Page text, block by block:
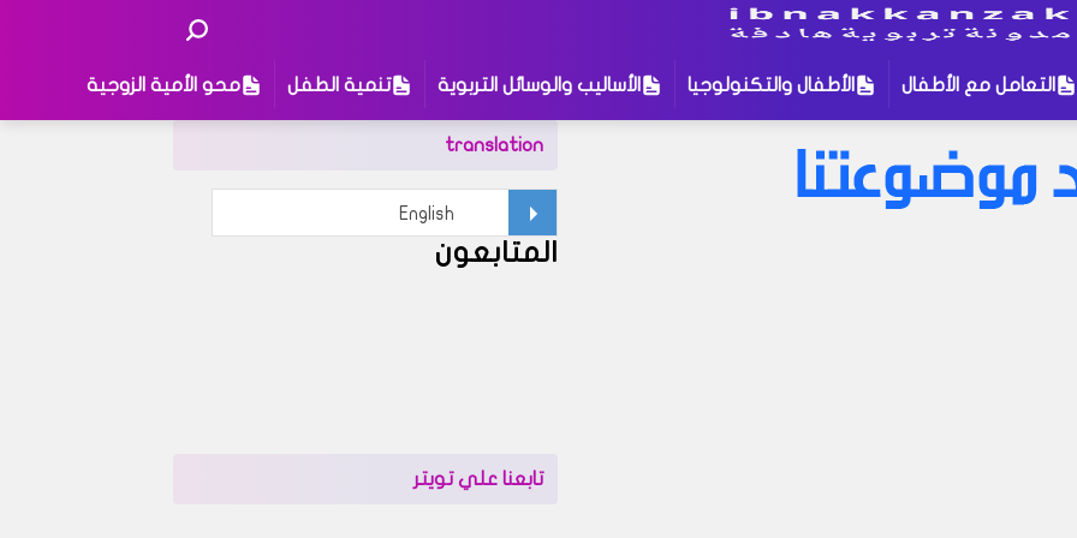
التعامل مع الأطفال الأطفال والتكنولوجيا الأساليب والوسائل التربوية تنمية الطفل محو الأمية الزوجية
للبحث:
translation
المتابعون
تابعنا علي تويتر